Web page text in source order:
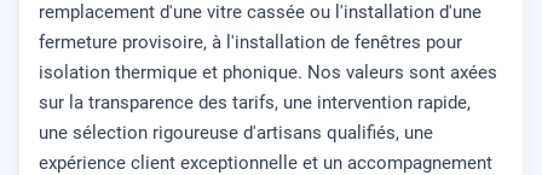
remplacement d'une vitre cassée ou l'installation d'une
fermeture provisoire, à l'installation de fenêtres pour
isolation thermique et phonique. Nos valeurs sont axées
sur la transparence des tarifs, une intervention rapide,
une sélection rigoureuse d'artisans qualifiés, une
expérience client exceptionnelle et un accompagnement